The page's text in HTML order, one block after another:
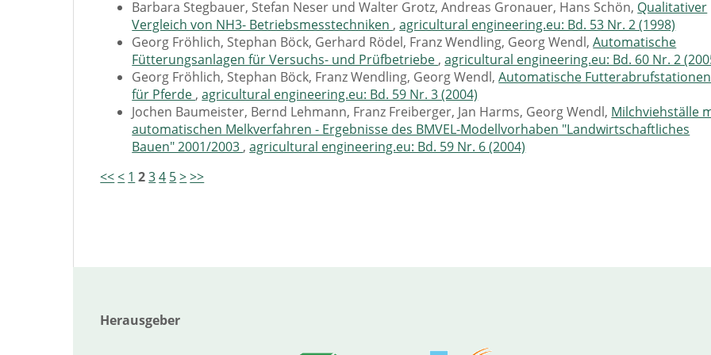
Barbara Stegbauer, Stefan Neser und Walter Grotz, Andreas Gronauer, Hans Schön, Qualitativer
Vergleich von NH3- Betriebsmesstechniken ,agricultural engineering.eu: Bd. 53 Nr. 2 (1998)
Georg Fröhlich, Stephan Böck, Gerhard Rödel, Franz Wendling, Georg Wendl,Automatische
Fütterungsanlagen für Versuchs- und Prüfbetriebe ,agricultural engineering.eu: Bd. 60 Nr. 2
Georg Fröhlich, Stephan Böck, Franz Wendling, Georg Wendl,Automatische Futterabrufstationen
für Pferde ,agricultural engineering.eu: Bd. 59 Nr. 3 (2004)
Jochen Baumeister, Bernd Lehmann, Franz Freiberger, Jan Harms, Georg Wendl, Milchviehställe
automatischen Melkverfahren - Ergebnisse des BMVEL-Modellvorhaben "Landwirtschaftliches
Bauen" 2001/2003 ,agricultural engineering.eu: Bd. 59 Nr. 6 (2004)
<<< 1 234 5>>>
Herausgeber